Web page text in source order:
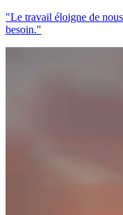
"Le travail éloigne de
besoin."